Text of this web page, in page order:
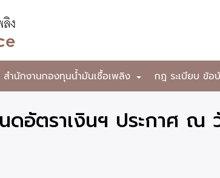
+
สำนักงานกองทุนน้ำมันเชื้อเพลิง กฎ ระเบียบ ข้อ
ดอัตราเงินฯ ประกาศ ณ